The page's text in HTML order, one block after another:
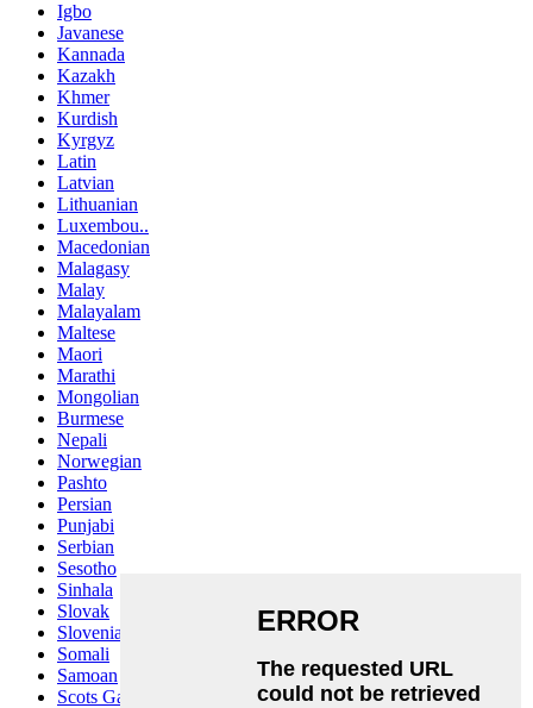
Igbo
Javanese
Kannada
Kazakh
Khmer
Kurdish
Kyrgyz
Latin
Latvian
Lithuanian
Luxembou..
Macedonian
Malagasy
Malay
Malayalam
Maltese
Maori
Marathi
Mongolian
Burmese
Nepali
Norwegian
Pashto
Persian
Punjabi
Serbian
Sesotho
Sinhala
Slovak
Slovenian
Somali
Samoan
Scots Gaelic